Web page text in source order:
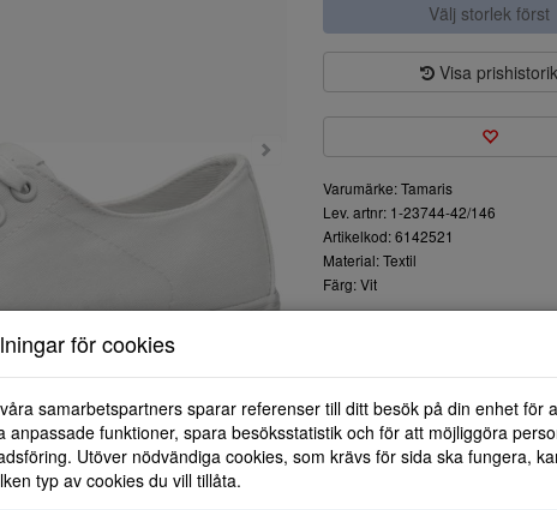
Välj storlek först
Visa prishistorik
Varumärke: Tamaris
Lev. artnr: 1-23744-42/146
Artikelkod: 6142521
Material: Textil
Färg: Vit
Fräscha textil sneakers från
för cookies
samarbetspartners sparar referenser till ditt besök på din enhet för
anpassade funktioner, spara besöksstatistik och för att möjliggöra
Utöver nödvändiga cookies, som krävs för sida ska fungera,
typ av cookies du vill tillåta.